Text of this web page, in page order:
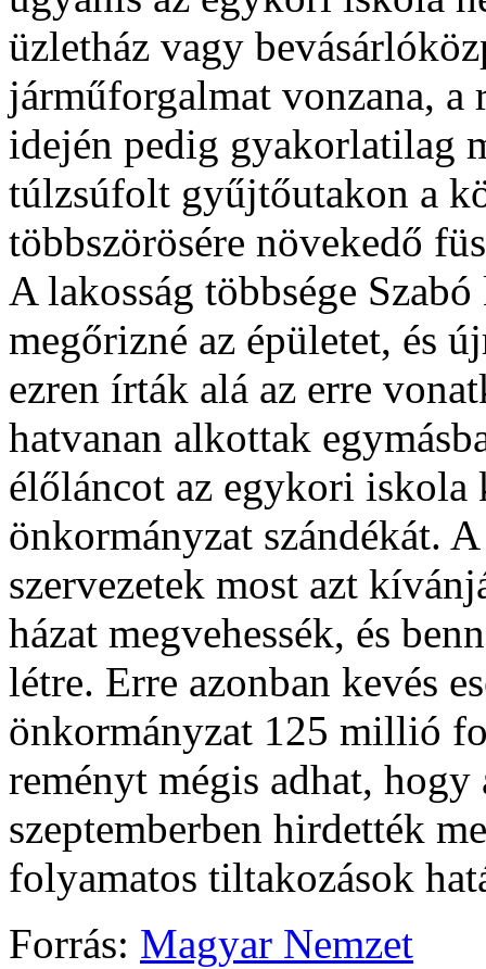
üzletház vagy
járműforgalmat vonzana, a
idején pedig gyakorlatilag
túlzsúfolt gyűjtőutakon a
többszörösére növekedő
A lakosság többsége
megőrizné az épületet, és
ezren írták alá az erre
hatvanan alkottak
élőláncot az egykori iskola
önkormányzat szándékát.
szervezetek most azt
házat megvehessék, és
létre. Erre azonban kevés
önkormányzat 125 millió
reményt mégis adhat,
szeptemberben hirdették
folyamatos tiltakozások
Forrás: Magyar Nemzet